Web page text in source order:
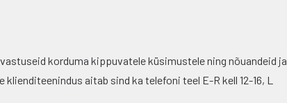
korduma kippuvatele küsimustele ning nõuandeid ja
aitab sind ka telefoni teel E-R kell 12-16, L